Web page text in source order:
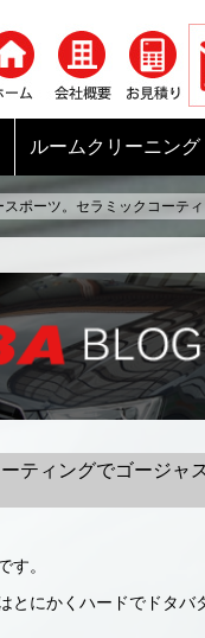
ルームクリーニング
スポーツ。セラミックコーテ
ティングでゴージャ
す。
とにかくハードでドタバ